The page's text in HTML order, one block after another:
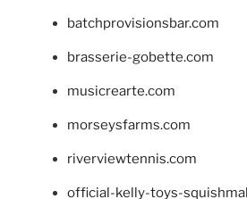
batchprovisionsbar.com
brasserie-gobette.com
musicrearte.com
morseysfarms.com
riverviewtennis.com
official-kelly-toys-